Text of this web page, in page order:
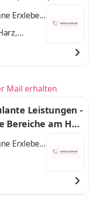
Erxleben
(Harz),
Mail erhalten
Leistungen -
am Har
Erxleben